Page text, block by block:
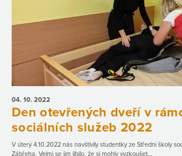
04. 10. 2022
Den otevřených dveří v
sociálních služeb 2022
V úterý 4.10.2022 nás navštívily studentky ze Střední školy
Zábřeha. Velmi se jim líbilo, že si mohly vyzkoušet...